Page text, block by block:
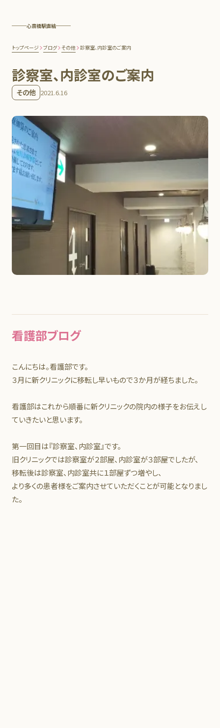
心斎橋駅直結
トップページ ブログ その他 診察室、内診室のご案内
診察室、内診室のご案内
その他 2021.6.16
看護部ブログ
こんにちは。看護部です。
３月に新クリニックに移転し早いもので３か月が経ちました。
看護部はこれから順番に新クリニックの院内の様子をお伝えし
ていきたいと思います。
第一回目は『診察室、内診室』です。
旧クリニックでは診察室が２部屋、内診室が３部屋でしたが、
移転後は診察室、内診室共に１部屋ずつ増やし、
より多くの患者様をご案内させていただくことが可能となりまし
た。